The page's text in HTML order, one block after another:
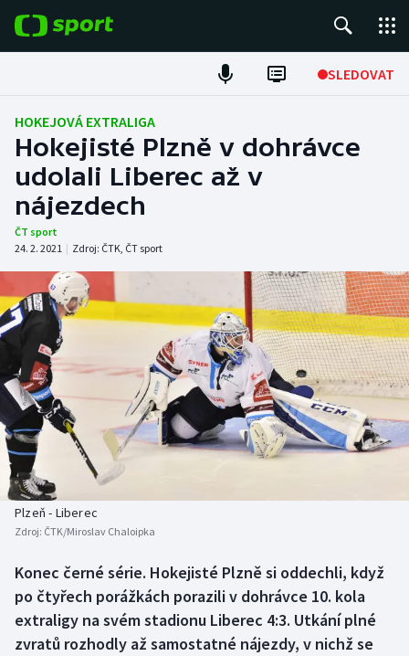
SLEDOVAT
Fotbal
Hokej
Tenis
Atletika
Cyklistika
DALŠÍ SPORTY
Americký fotbal
Baseball a softbal
Basketbal
Biatlon
Box
Curling
NEPŘEHLÉDNĚTE
Soutěže
Historické návraty
Aplikace ČT sport
HOKEJOVÁ EXTRALIGA
Hokejisté Plzně v dohrávce
udolali Liberec až v
nájezdech
ČT sport
24. 2. 2021 | Zdroj: ČTK, ČT sport
Plzeň - Liberec
Zdroj: ČTK/Miroslav Chaloipka
Konec černé série. Hokejisté Plzně si oddechli, když
po čtyřech porážkách porazili v dohrávce 10. kola
extraligy na svém stadionu Liberec 4:3. Utkání plné
zvratů rozhodly až samostatné nájezdy, v nichž se